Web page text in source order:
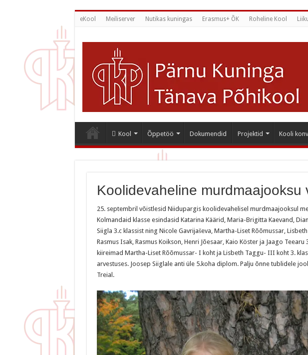
eKool Meiliserver Nutikas kuningas Erasmus+ ÕK Roheline Kool
Kool Õppetöö Dokumendid Projektid Kooli
Koolidevaheline murdmaajooksu
25. septembril võistlesid Niidupargis koolidevahelisel murdmaajooksul
Kolmandaid klasse esindasid Katarina Käärid, Maria-Brigitta Kaevand,
Siigla 3.c klassist ning Nicole Gavrijaševa, Martha-Liset Rõõmussar,
Rasmus Isak, Rasmus Koikson, Henri Jõesaar, Kaio Köster ja Jaago
kiireimad Martha-Liset Rõõmussar- I koht ja Lisbeth Taggu- III koht 3.
arvestuses. Joosep Siiglale anti üle 5.koha diplom. Palju õnne tublidele
Treial.